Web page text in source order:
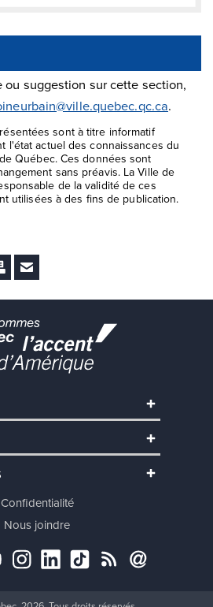
ou suggestion sur cette section,
.
sont à titre informatif
l'état actuel des connaissances du
Québec. Ces données sont
sans préavis. La Ville de
de la validité de ces
utilisées à des fins de publication.
favoris
Envoyer Ã un ami
Confidentialité
Nous joindre
Instagram
LinkedInTikTokRSS Abonnement